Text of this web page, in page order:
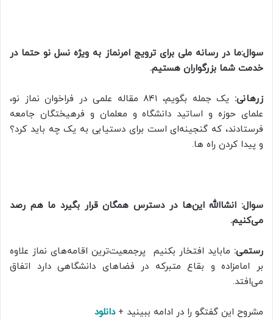
سوال:ما در رسانه ملی برای ترویج امرنماز به ویژه نسل نو حتما در
خدمت شما بزرگواران هستیم.
زرهانی:
یک جمله بگویم، ۸۴۱ مقاله علمی در فراخوان نماز نو،
علمای حوزه و اساتید دانشگاه و معلمان و فرهیختگان جامعه
فرستادند، که گنجینه‌ای است برای دستیابی به یک چه باید کرد؟
و پیدا کردن راه ها.
سوال: انشاالله این‌ها در دسترس همگان قرار بگیرد ما هم رصد
می‌کنیم.
رستمی: ماباید افتخار بکنیم پرجمعیت‌ترین اقامه‌های نماز علاوه
بر امامزاده و بقاع متبرکه در فضا‌های دانشگاهی دارد اتفاق
می‌افتد.
مشروح این گفتگو را در ادامه ببینید +دانلود